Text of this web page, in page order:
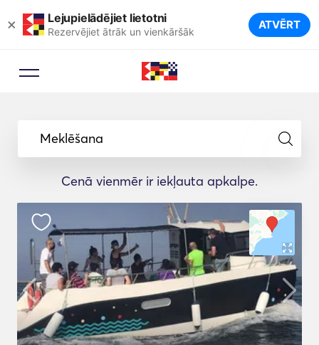
× Lejupielādējiet lietotni
Rezervējiet ātrāk un vienkāršāk ATVĒRT
Meklēšana
Cenā vienmēr ir iekļauta apkalpe.